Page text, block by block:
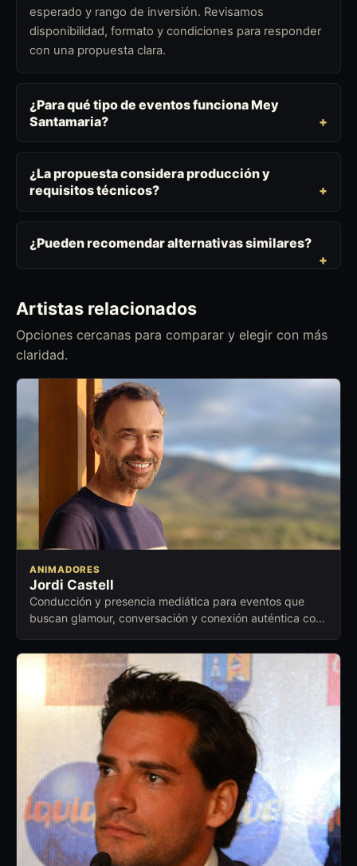
esperado y rango de inversión. Revisamos
disponibilidad, formato y condiciones para responder
con una propuesta clara.
¿Para qué tipo de eventos funciona Mey
Santamaria?
¿La propuesta considera producción y
requisitos técnicos?
¿Pueden recomendar alternativas similares?
Artistas relacionados
Opciones cercanas para comparar y elegir con más
claridad.
ANIMADORES
Jordi Castell
Conducción y presencia mediática para eventos que
buscan glamour, conversación y conexión auténtica con